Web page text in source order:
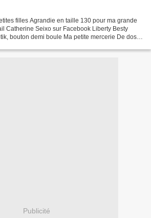
filles Agrandie en taille 130 pour ma grande
Catherine Seixo sur Facebook Liberty Besty
bouton demi boule Ma petite mercerie De dos...
Publicité